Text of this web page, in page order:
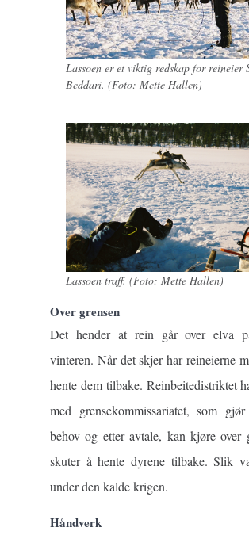
Lassoen er et viktig redskap for reineier
Beddari. (Foto: Mette Hallen)
Lassoen traff. (Foto: Mette Hallen)
Over grensen
Det hender at rein går over elva
vinteren. Når det skjer har reineierne
hente dem tilbake. Reinbeitedistriktet
med grensekommissariatet, som
behov og etter avtale, kan kjøre over
skuter å hente dyrene tilbake. Slik
under den kalde krigen.
Håndverk